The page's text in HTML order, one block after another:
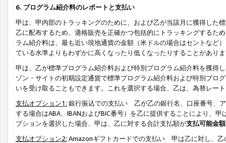
6. プログラム紹介料のレポートと支払い
甲は、甲内部のトラッキングのために、および乙が当該月に獲得した
乙に配布するため、適格販売を正確かつ包括的にトラッキングするた
ラム紹介料は、最も近い現地通貨の金額（米ドルの場合はセントなど
ている水準よりもわずかに高くなったり低くなったりすることがあり
甲は、乙が標準プログラム紹介料および特別プログラム紹介料を獲得
ゾン・サイトの初期設定通貨で標準プログラム紹介料および特別プロ
いを受け取ることもできます。これを選択する場合、乙は、為替レー
支払オプション1: 銀行振込での支払い 乙が乙の銀行名、口座番号、
する場合はABA、IBANおよびBIC番号）を乙に提供することにより、
プションを選択した場合、甲は、乙に対する合計支払額が支払可能金
支払オプション2: Amazonギフトカードでの支払い 甲は乙に対し、乙